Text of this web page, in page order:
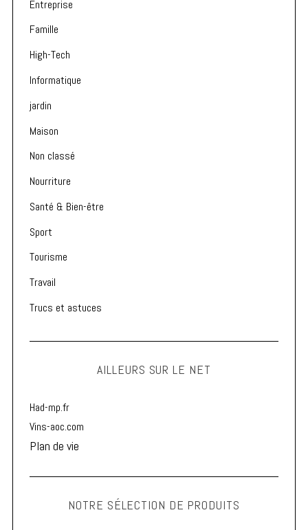
Entreprise
Famille
High-Tech
Informatique
jardin
Maison
Non classé
Nourriture
Santé & Bien-être
Sport
Tourisme
Travail
Trucs et astuces
AILLEURS SUR LE NET
Had-mp.fr
Vins-aoc.com
Plan de vie
NOTRE SÉLECTION DE PRODUITS